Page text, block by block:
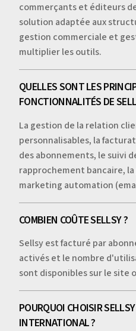
commerçants et éditeurs
solution adaptée aux
gestion commerciale et
multiplier les outils.
QUELLES SONT LES
FONCTIONNALITÉS DE
La gestion de la relation
personnalisables, la
des abonnements, le suivi
rapprochement bancaire,
marketing automation
COMBIEN COÛTE SELLSY ?
Sellsy est facturé par
activés et le nombre
sont disponibles sur le site
POURQUOI CHOISIR
INTERNATIONAL ?